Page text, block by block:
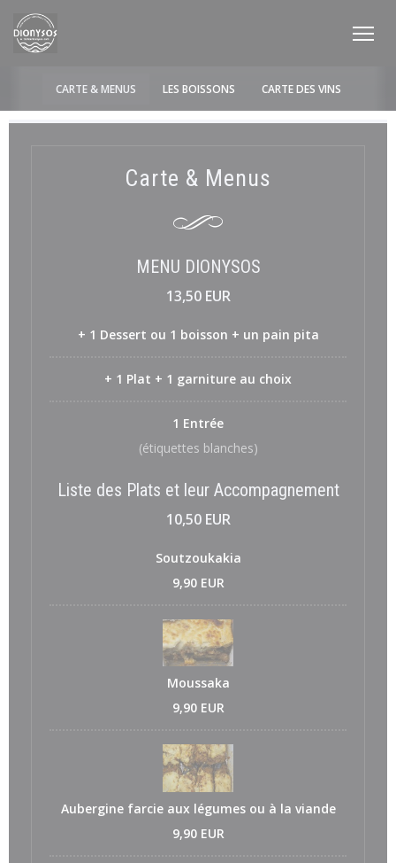
Panel pro správu cookies
Carte & Menus
MENU DIONYSOS
13,50 EUR
+ 1 Dessert ou 1 boisson + un pain pita
+ 1 Plat + 1 garniture au choix
1 Entrée
(étiquettes blanches)
Liste des Plats et leur Accompagnement
10,50 EUR
Soutzoukakia
9,90 EUR
Moussaka
9,90 EUR
Aubergine farcie aux légumes ou à la viande
9,90 EUR
CARTE & MENUS LES BOISSONS CARTE DES VINS